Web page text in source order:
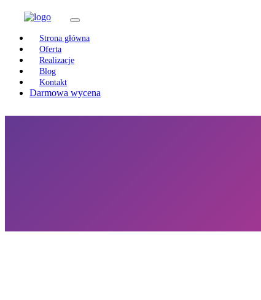
Strona główna
Oferta
Realizacje
Blog
Kontakt
Darmowa wycena